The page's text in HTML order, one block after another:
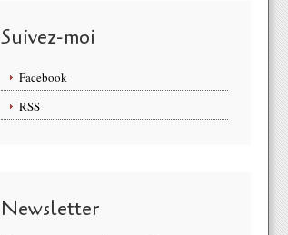
Suivez-moi
Facebook
RSS
Newsletter